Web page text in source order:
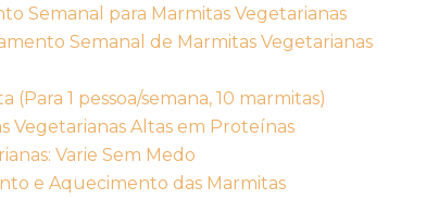
Semanal para Marmitas Vegetarianas
Semanal de Marmitas Vegetarianas
(Para 1 pessoa/semana, 10 marmitas)
Vegetarianas Altas em Proteínas
Varie Sem Medo
e Aquecimento das Marmitas